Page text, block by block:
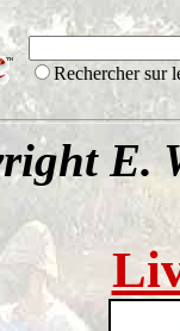
Rechercher sur
E.